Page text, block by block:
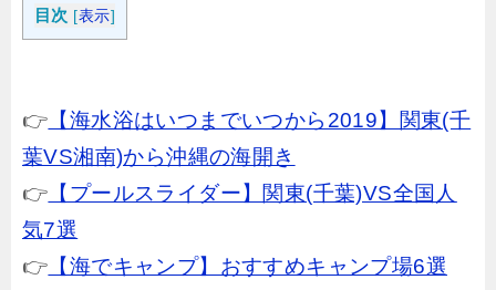
目次 [表示]
👉 【海水浴はいつまでいつから2019】関東(千
葉VS湘南)から沖縄の海開き
👉 【プールスライダー】関東(千葉)VS全国人
気7選
👉 【海でキャンプ】おすすめキャンプ場6選